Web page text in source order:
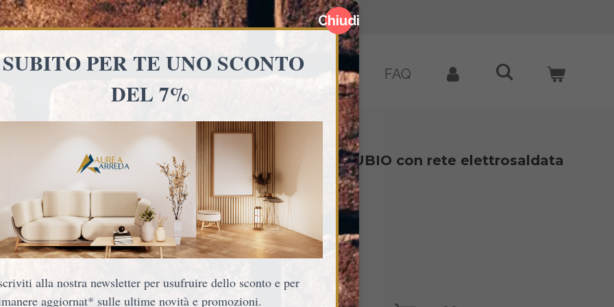
in 3 rate senza interessi con PayPal o con Klarna 💳
ARREDO B&B ARREDO BAR/LOCALI BLOG FAQ
Divano letto 2 posti DANUBIO con rete elettrosaldata
Nuovo
1.150,00 €
Spedizione gratuita
Chiudi